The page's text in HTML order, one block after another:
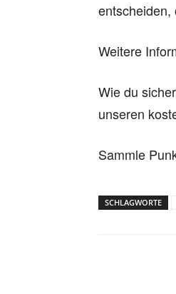
entscheiden,
Weitere
Wie du
unseren
Sammle
SCHLAGWORTE